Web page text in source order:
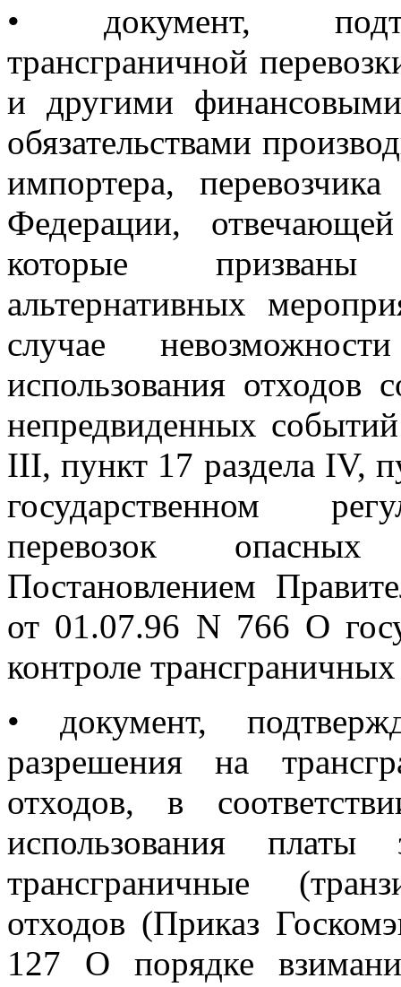
• документ,
трансграничной
и другими
обязательствами
импортера,
Федерации,
которые призваны
альтернативных
случае
использования отходов
непредвиденных
III, пункт 17 раздела IV,
государственном
перевозок опасных
Постановлением
от 01.07.96 N 766 О
контроле
• документ,
разрешения на
отходов, в
использования
трансграничные
отходов (Приказ
127 О порядке